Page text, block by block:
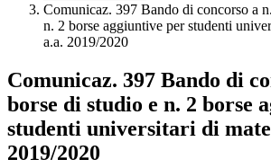
Comunicaz. 397 Bando di concorso a
n. 2 borse aggiuntive per studenti
a.a. 2019/2020
Comunicaz. 397 Bando di
borse di studio e n. 2 borse
studenti universitari di
2019/2020